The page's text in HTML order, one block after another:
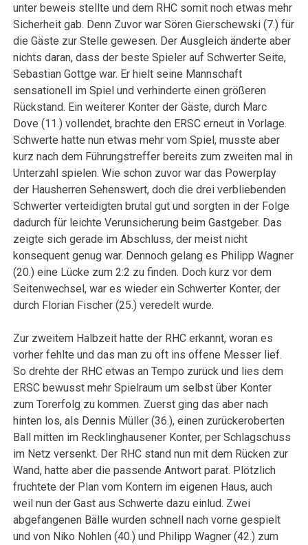
unter beweis stellte und dem RHC somit noch etwas mehr
Sicherheit gab. Denn Zuvor war Sören Gierschewski (7.) für
die Gäste zur Stelle gewesen. Der Ausgleich änderte aber
nichts daran, dass der beste Spieler auf Schwerter Seite,
Sebastian Gottge war. Er hielt seine Mannschaft
sensationell im Spiel und verhinderte einen größeren
Rückstand. Ein weiterer Konter der Gäste, durch Marc
Dove (11.) vollendet, brachte den ERSC erneut in Vorlage.
Schwerte hatte nun etwas mehr vom Spiel, musste aber
kurz nach dem Führungstreffer bereits zum zweiten mal in
Unterzahl spielen. Wie schon zuvor war das Powerplay
der Hausherren Sehenswert, doch die drei verbliebenden
Schwerter verteidigten brutal gut und sorgten in der Folge
dadurch für leichte Verunsicherung beim Gastgeber. Das
zeigte sich gerade im Abschluss, der meist nicht
konsequent genug war. Dennoch gelang es Philipp Wagner
(20.) eine Lücke zum 2:2 zu finden. Doch kurz vor dem
Seitenwechsel, war es wieder ein Schwerter Konter, der
durch Florian Fischer (25.) veredelt wurde.
Zur zweitem Halbzeit hatte der RHC erkannt, woran es
vorher fehlte und das man zu oft ins offene Messer lief.
So drehte der RHC etwas an Tempo zurück und lies dem
ERSC bewusst mehr Spielraum um selbst über Konter
zum Torerfolg zu kommen. Zuerst ging das aber nach
hinten los, als Dennis Müller (36.), einen zurückeroberten
Ball mitten im Recklinghausener Konter, per Schlagschuss
im Netz versenkt. Der RHC stand nun mit dem Rücken zur
Wand, hatte aber die passende Antwort parat. Plötzlich
fruchtete der Plan vom Kontern im eigenen Haus, auch
weil nun der Gast aus Schwerte dazu einlud. Zwei
abgefangenen Bälle wurden schnell nach vorne gespielt
und von Niko Nohlen (40.) und Philipp Wagner (42.) zum